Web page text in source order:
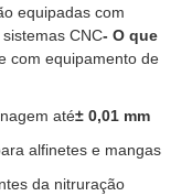
equipadas com
CNC- O que
com equipamento de
até± 0,01 mm
alfinetes e mangas
da nitruração